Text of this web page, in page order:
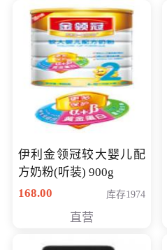
伊利金领冠较大婴儿配
方奶粉(听装) 900g
168.00
库存1974
直营